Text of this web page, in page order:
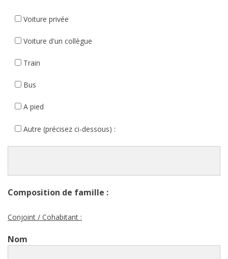
Voiture privée
Voiture d'un collègue
Train
Bus
A pied
Autre (précisez ci-dessous) :
Composition de famille :
Conjoint / Cohabitant :
Nom